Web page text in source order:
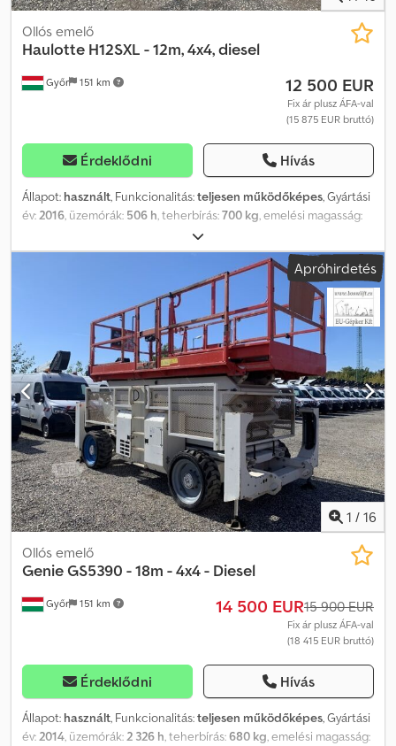
Győr 151 km
Ollós emelő
Haulotte H12SXL - 12m, 4x4, diesel
12 500 EUR
Fix ár plusz ÁFA-val
(15 875 EUR bruttó)
Érdeklődni Hívás
Állapot: használt, Funkcionalitás:teljesen működőképes, Gyártási
év: 2016 , üzemórák: 506 h , teherbírás:700 kg , emelési magasság:
5 700 kg, szállítási hossz:
szállítási szélesség:2 250 mm, szállítási magasság:2 570 mm,
, gumiabroncs állapota:80 százalék,
80 százalék, szín: piros
, Haulotte H12SXL – 12
m-es munkamagasság, 4x4-es hajtás, dízelmotor Gyártási év: 2016
Üzemanyag: Dízel Típus: Ollós emelő Kategória: Munkaplatform
Munkamagasság: 12 m Emelési kapacitás: 700 kg Súly: 5700 kg
Üzemeltetési óraszám: 506 Szállítási méretek: 5300 mm x 2250 mm
x 2570 mm Főbb jellemzők: Négykerék-hajtás (4x4). Leírás: Haulotte
ollós emelő, típus: H12 SXL 4x4 (dízel), mozgatható platformmal,
700 kg emelési kapacitással (személyek/anyag), MOZGATHATÓ
PLATFORM 2 x 1000 mm (maximális platformméret: 7300 x 1900
mm). Azonnal üzemeltethető állapotban. A gép jó állapotban van.
Ha kérdése van ezzel a géppel kapcsolatban, kérjük, írjon e-mailt.
Beszélünk: - Angolul - Németül - Magyarul Dsdpex Uzthjfx Afrokr
Apróhirdetés
1 / 16
Győr 151 km
Ollós emelő
GenieGS5390 - 18m - 4x4 - Diesel
14 500 EUR15 900 EUR
Fix ár plusz ÁFA-val
(18 415 EUR bruttó)
Érdeklődni Hívás
Állapot: használt, Funkcionalitás:teljesen működőképes, Gyártási
év:2014, üzemórák:2 326 h, teherbírás:680 kg, emelési magasság: